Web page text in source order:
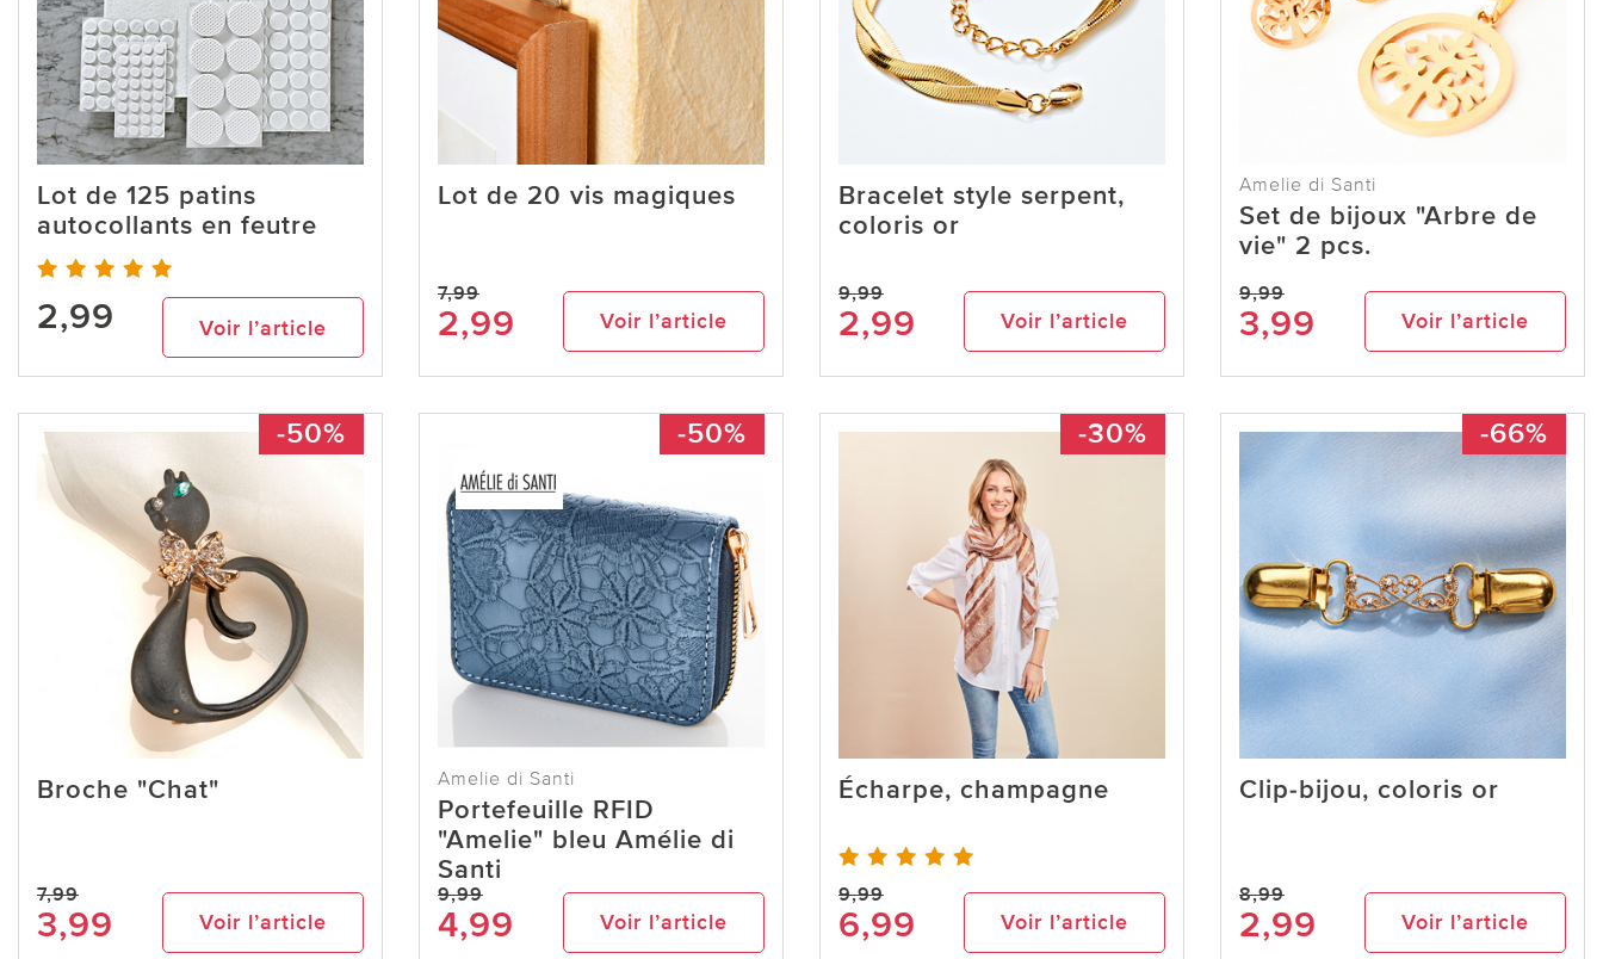
Lot de 125 patins
autocollants en feutre
2,99 Voir l’article
Lot de 20 vis magiques
7,99
2,99 Voir l’article
Bracelet style serpent,
coloris or
9,99
2,99 Voir l’article
Amelie di Santi
Set de bijoux "Arbre de
vie" 2 pcs.
9,99
3,99 Voir l’article
-50%
Broche "Chat"
7,99
3,99 Voir l’article
-50%
Amelie di Santi
Portefeuille RFID
"Amelie" bleu Amélie di
Santi
9,99
4,99 Voir l’article
-30%
Écharpe, champagne
9,99
6,99 Voir l’article
-66%
Clip-bijou, coloris or
8,99
2,99 Voir l’article